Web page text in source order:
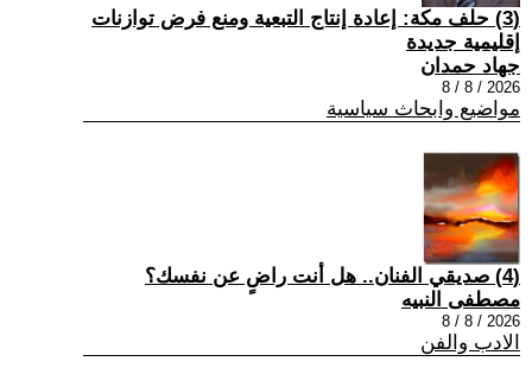
(3) حلف مكة: إعادة إنتاج التبعية ومنع فرض توازنات
إقليمية جديدة
جهاد حمدان
2026 / 8 / 8
مواضيع وابحاث سياسية
(4) صديقي الفنان.. هل أنت راضٍ عن نفسك؟
مصطفى النبيه
2026 / 8 / 8
الادب والفن